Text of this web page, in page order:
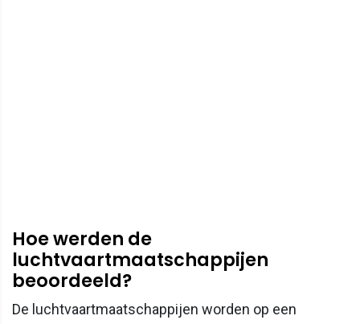
Hoe werden de
luchtvaartmaatschappijen
beoordeeld?
De luchtvaartmaatschappijen worden op een